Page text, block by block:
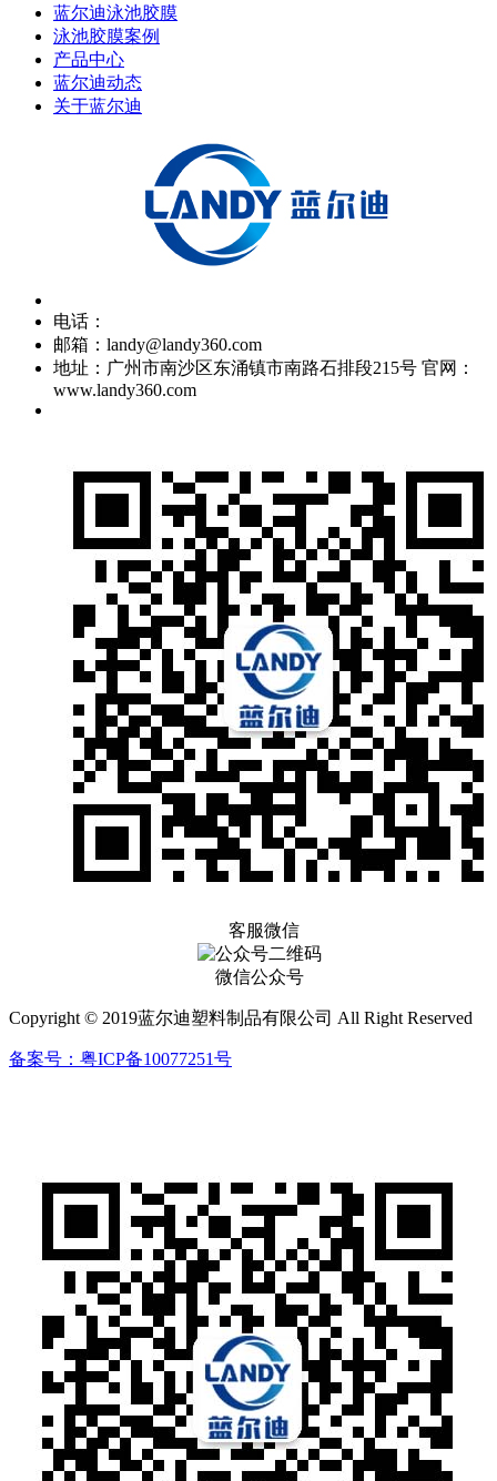
蓝尔迪泳池胶膜
泳池胶膜案例
产品中心
蓝尔迪动态
关于蓝尔迪
电话：
邮箱：landy@landy360.com
地址：广州市南沙区东涌镇市南路石排段215号 官网：
www.landy360.com
客服微信
微信公众号
Copyright © 2019蓝尔迪塑料制品有限公司 All Right Reserved
备案号：粤ICP备10077251号